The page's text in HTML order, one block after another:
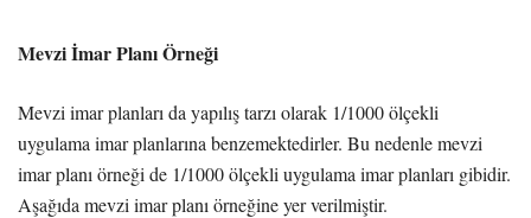
Mevzi İmar Planı Örneği
Mevzi imar planları da yapılış tarzı olarak 1/1000 ölçekli
uygulama imar planlarına benzemektedirler. Bu nedenle mevzi
imar planı örneği de 1/1000 ölçekli uygulama imar planları gibidir.
Aşağıda mevzi imar planı örneğine yer verilmiştir.